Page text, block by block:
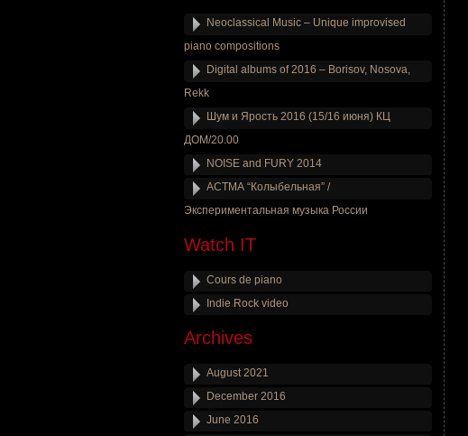
Neoclassical Music – Unique improvised
piano compositions
Digital albums of 2016 – Borisov, Nosova,
Rekk
Шум и Ярость 2016 (15/16 июня) КЦ
ДОМ/20.00
NOISE and FURY 2014
АСТМА “Колыбельная” /
Экспериментальная музыка России
Watch IT
Cours de piano
Indie Rock video
Archives
August 2021
December 2016
June 2016